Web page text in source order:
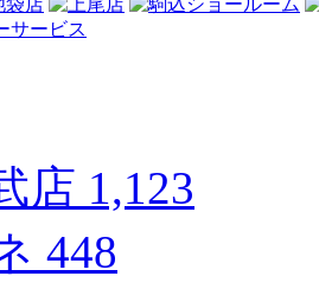
店 1,123
448